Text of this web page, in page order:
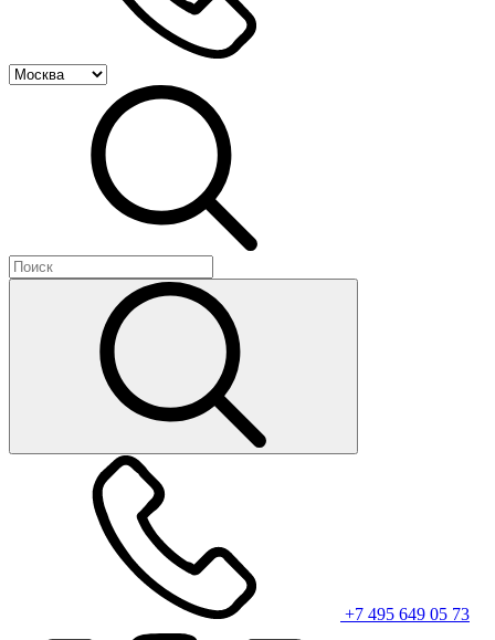
+7 495 649 05 73